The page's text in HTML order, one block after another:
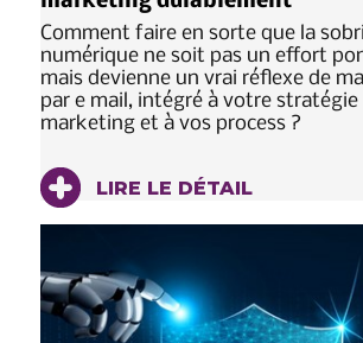
Comment faire en sorte que la
numérique ne soit pas un effort
mais devienne un vrai réflexe de
par e mail, intégré à votre stratégie
marketing et à vos process ?
LIRE LE DÉTAIL